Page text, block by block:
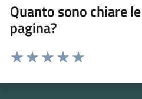
Quanto sono chiare
pagina?
Valuta da 1 a 5 stelle la pagina